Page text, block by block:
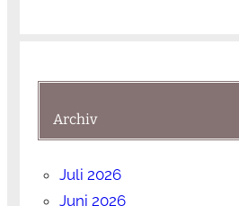
Archiv
Juli 2026
Juni 2026